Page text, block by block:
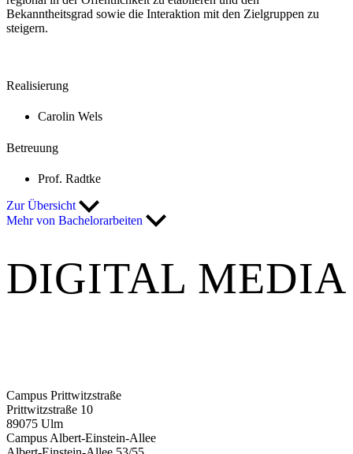
Bekanntheitsgrad sowie die Interaktion mit den Zielgruppen zu
steigern.
Realisierung
Carolin Wels
Betreuung
Prof. Radtke
Zur Übersicht
Mehr von Bachelorarbeiten
DIGITAL MEDIA
Campus Prittwitzstraße
Prittwitzstraße 10
89075 Ulm
Campus Albert-Einstein-Allee